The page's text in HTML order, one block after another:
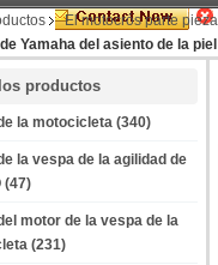
El motocrós parte
Yamaha del asiento de la
productos
la motocicleta (340)
la vespa de la agilidad de
(47)
motor de la vespa de la
(231)